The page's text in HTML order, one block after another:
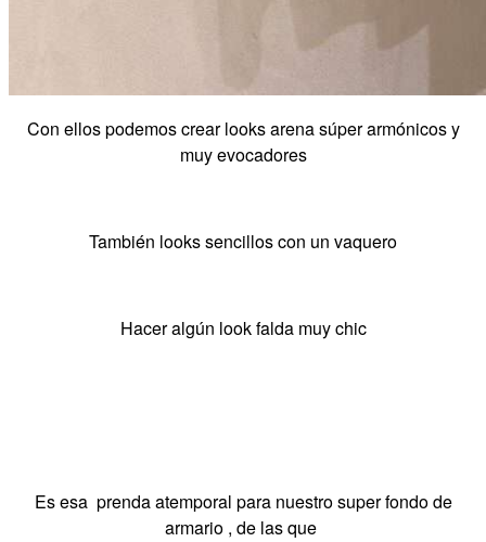
Con ellos podemos crear looks arena súper armónicos y
muy evocadores
También looks sencillos con un vaquero
Hacer algún look falda muy chic
Es esa prenda atemporal para nuestro super fondo de
armario , de las que